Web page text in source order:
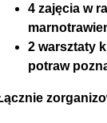
4 zajęcia w
2 warsztaty
potraw